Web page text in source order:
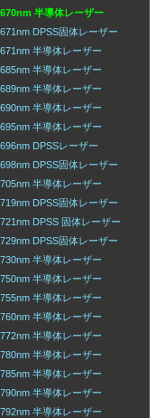
半導体レーザー
DPSS固体レーザー
半導体レーザー
半導体レーザー
半導体レーザー
半導体レーザー
半導体レーザー
DPSSレーザー
DPSS固体レーザー
半導体レーザー
DPSS固体レーザー
DPSS 固体レーザー
DPSS固体レーザー
半導体レーザー
半導体レーザー
半導体レーザー
半導体レーザー
半導体レーザー
半導体レーザー
半導体レーザー
半導体レーザー
半導体レーザー